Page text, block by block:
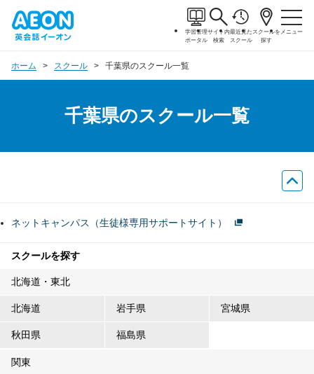
学習管理
ポータル
サイト内
検索
最近見た
スクール
スクールを
探す
メニュー
ホーム スクール 千葉県のスクール一覧
千葉県のスクール一覧
ネットキャンパス（生徒様専用サポートサイト）
スクールを探す
北海道・東北
北海道 岩手県 宮城県
秋田県 福島県
関東